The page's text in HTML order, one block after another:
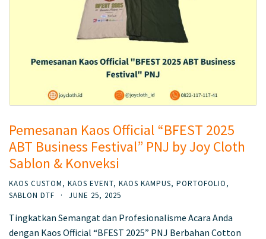
Pemesanan Kaos Official “BFEST 2025
ABT Business Festival” PNJ by Joy Cloth
Sablon & Konveksi
KAOS CUSTOM, KAOS EVENT, KAOS KAMPUS, PORTOFOLIO,
SABLON DTF
· JUNE 25, 2025
Tingkatkan Semangat dan Profesionalisme Acara Anda
dengan Kaos Official “BFEST 2025” PNJ Berbahan Cotton